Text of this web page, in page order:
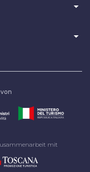
arrow_drop_down
arrow_drop_down
mit